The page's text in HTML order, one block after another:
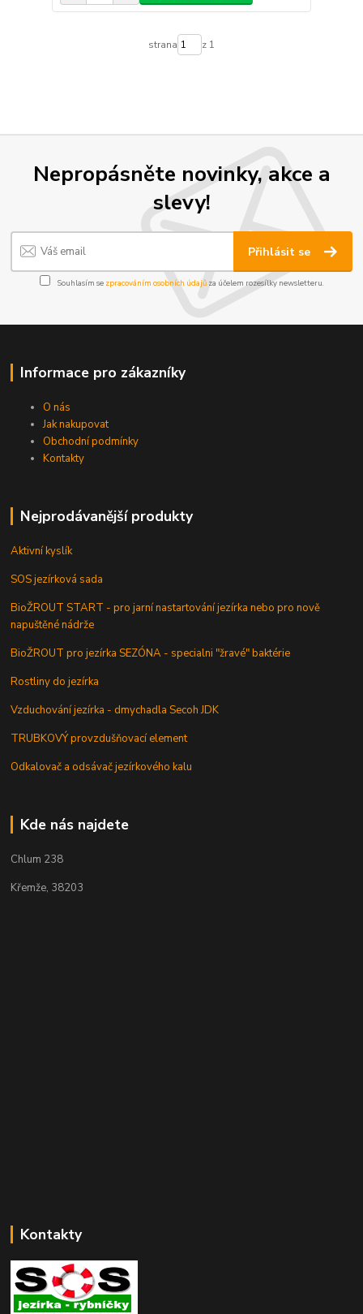
strana z 1
Nepropásněte novinky, akce a
slevy!
Přihlásit se
Souhlasím se zpracováním osobních údajůza účelem rozesílky newsletteru.
Informace pro zákazníky
O nás
Jak nakupovat
Obchodní podmínky
Kontakty
Nejprodávanější produkty
Aktivní kyslík
SOS jezírková sada
BioŽROUT START - pro jarní nastartování jezírka nebo pro nově
napuštěné nádrže
BioŽROUT pro jezírka SEZÓNA - specialni "žravé" baktérie
Rostliny do jezírka
Vzduchování jezírka - dmychadla Secoh JDK
TRUBKOVÝ provzdušňovací element
Odkalovač a odsávač jezírkového kalu
Kde nás najdete
Chlum 238
Křemže, 38203
Kontakty